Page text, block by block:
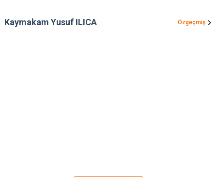
Kaymakam Yusuf ILICA Özgeçmiş